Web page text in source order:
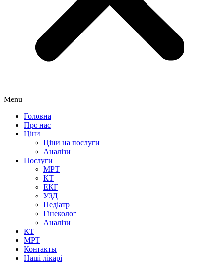
Menu
Головна
Про нас
Ціни
Ціни на послуги
Аналізи
Послуги
МРТ
КТ
ЕКГ
УЗД
Педіатр
Гінеколог
Аналізи
КТ
МРТ
Контакты
Наші лікарі